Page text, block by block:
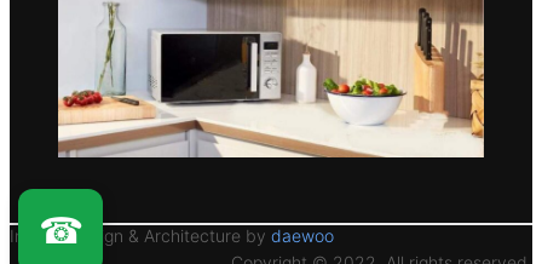
Interior Design & Architecture by daewoo
☎